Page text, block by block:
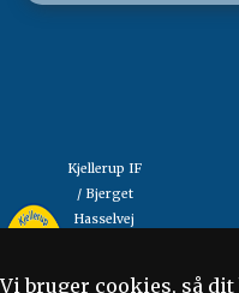
Kjellerup IF
/ Bjerget
Hasselvej
så
Vi bruger cookies, så dit